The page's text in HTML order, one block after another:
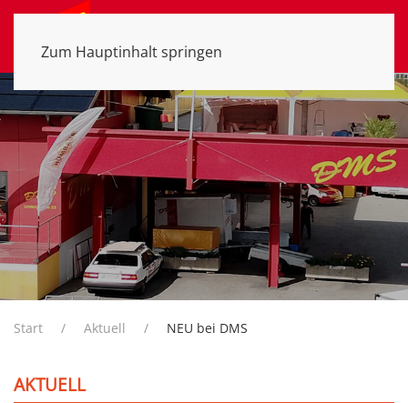
Zum Hauptinhalt springen
Start Aktuell NEU bei DMS
AKTUELL